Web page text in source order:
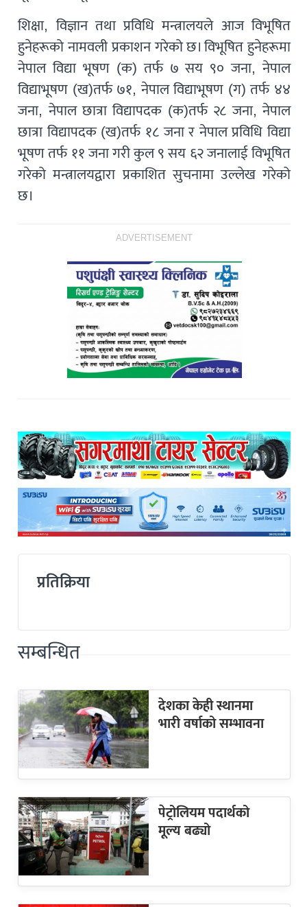
शिक्षा, विज्ञान तथा प्रविधि मन्त्रालयले आज विभूषित
हुनेहरूको नामवली प्रकाशन गरेको छ। विभूषित हुनेहरूमा
नेपाल विद्या भूषण (क) तर्फ ७ सय ९० जना, नेपाल
विद्याभूषण (ख)तर्फ ७१, नेपाल विद्याभूषण (ग) तर्फ ४४
जना, नेपाल छात्रा विद्यापदक (क)तर्फ २८ जना, नेपाल
छात्रा विद्यापदक (ख)तर्फ १८ जना र नेपाल प्रविधि विद्या
भूषण तर्फ ११ जना गरी कुल ९ सय ६२ जनालाई विभूषित
गरेको मन्त्रालयद्वारा प्रकाशित सुचनामा उल्लेख गरेको
छ।
ADVERTISEMENT
प्रतिक्रिया
सम्बन्धित
देशका केही स्थानमा
भारी वर्षाको सम्भावना
पेट्रोलियम पदार्थको
मूल्य बढ्यो